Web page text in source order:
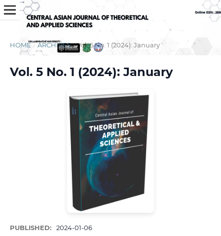
HOME / ARCHIVES / Vol. 5 No. 1 (2024): January
Vol. 5 No. 1 (2024): January
PUBLISHED: 2024-01-06